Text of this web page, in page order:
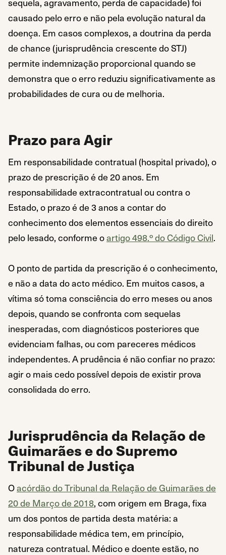
causado pelo erro e não pela evolução natural da
doença. Em casos complexos, a doutrina da perda
de chance (jurisprudência crescente do STJ)
permite indemnização proporcional quando se
demonstra que o erro reduziu significativamente as
probabilidades de cura ou de melhoria.
Prazo para Agir
Em responsabilidade contratual (hospital privado), o
prazo de prescrição é de 20 anos. Em
responsabilidade extracontratual ou contra o
Estado, o prazo é de 3 anos a contar do
conhecimento dos elementos essenciais do direito
pelo lesado, conforme oartigo 498.º do Código Civil.
O ponto de partida da prescrição é o conhecimento,
e não a data do acto médico. Em muitos casos, a
vítima só toma consciência do erro meses ou anos
depois, quando se confronta com sequelas
inesperadas, com diagnósticos posteriores que
evidenciam falhas, ou com pareceres médicos
independentes. A prudência é não confiar no prazo:
agir o mais cedo possível depois de existir prova
consolidada do erro.
Jurisprudência da Relação de
Guimarães e do Supremo
Tribunal de Justiça
Oacórdão do Tribunal da Relação de Guimarães de
20 de Março de 2018, com origem em Braga, fixa
um dos pontos de partida desta matéria: a
responsabilidade médica tem, em princípio,
natureza contratual. Médico e doente estão, no